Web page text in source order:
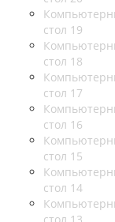
стол 19
стол 18
стол 17
стол 16
стол 15
стол 14